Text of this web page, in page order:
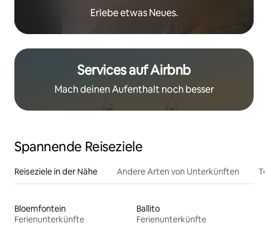
Erlebe etwas Neues.
Services auf Airbnb
Mach deinen Aufenthalt noch besser
Spannende Reiseziele
Reiseziele in der Nähe Andere Arten von Unterkünften
Bloemfontein
Ferienunterkünfte
Ballito
Ferienunterkünfte